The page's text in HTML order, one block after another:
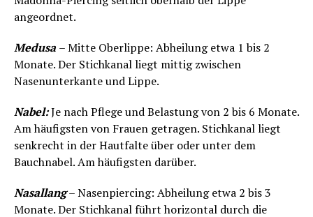
angeordnet.
Medusa – Mitte Oberlippe: Abheilung etwa 1 bis 2
Monate. Der Stichkanal liegt mittig zwischen
Nasenunterkante und Lippe.
Nabel:Je nach Pflege und Belastung von 2 bis 6 Monate.
Am häufigsten von Frauen getragen. Stichkanal liegt
senkrecht in der Hautfalte über oder unter dem
Bauchnabel. Am häufigsten darüber.
Nasallang– Nasenpiercing: Abheilung etwa 2 bis 3
Monate. Der Stichkanal führt horizontal durch die